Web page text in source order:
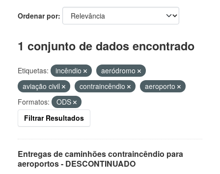
Ordenar por
1 conjunto de dados encontrado
Etiquetas: incêndio
aeródromo
aviação civil
contraincêndio
aeroporto
Formatos:
ODS
Filtrar Resultados
Entregas de caminhões contraincêndio para
aeroportos - DESCONTINUADO